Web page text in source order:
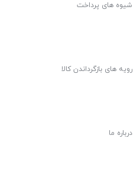
شیوه های پرداخت
رویه های بازگرداندن کالا
درباره ما